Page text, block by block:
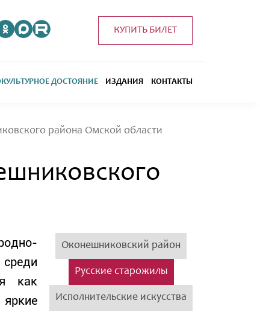
КУПИТЬ БИЛЕТ
ДОСТОЯНИЕ ИЗДАНИЯ КОНТАКТЫ
района Омской области
Оконешниковский район
Русские старожилы
Исполнительские искусства
как